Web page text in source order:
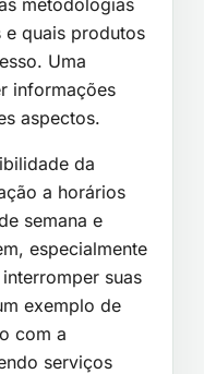
e quais produtos
Uma
informações
aspectos.
da
a horários
semana e
especialmente
suas
exemplo de
com a
serviços